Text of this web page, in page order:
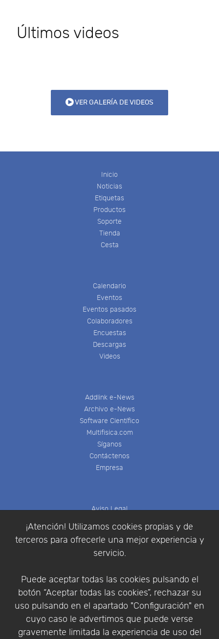
¡Atención! Utilizamos cookies propias y de
terceros para ofrecerle una mejor experiencia y
servicio.
Puede aceptar todas las cookies pulsando el
botón “Aceptar todas las cookies”, rechazar su
uso pulsando en el apartado "Configuración" en
cuyo caso le advertimos que puede verse
gravemente limitada la experiencia de uso del
Últimos videos
VER GALERÍA DE VIDEOS
Inicio
Noticias
Etiquetas
Productos
Soporte
Tienda
Cesta
Calendario
Eventos
Eventos pasados
Colaboradores
Encuestas
Descargas
Videos
Addlink e-News
Archivo e-News
Software Científico
Multifisica.com
Síganos
Contáctenos
Empresa
Aviso Legal
Política de Privacidad
Condiciones de compra
Identificarse
Empresa|Aviso Legal| Política de Privacidad |